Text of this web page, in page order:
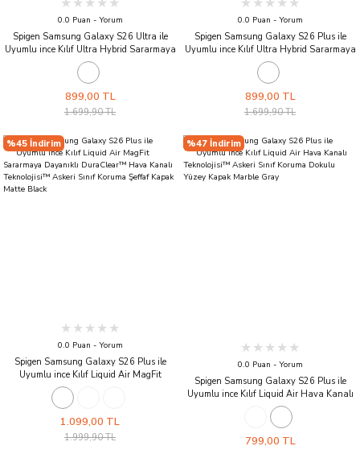
0.0 Puan - Yorum
Spigen Samsung Galaxy S26 Ultra ile
Uyumlu ince Kılıf Ultra Hybrid Sararmaya
Dayanıklı DuraClear™ Hava Kanalı
Teknolojisi™ Askeri Sınıf Koruma Şeffaf
899,00 TL
1.699,90 TL
0.0 Puan - Yorum
Spigen Samsung Galaxy S26 Plus ile
Uyumlu ince Kılıf Ultra Hybrid Sararmaya
Dayanıklı DuraClear™ Hava Kanalı
Teknolojisi™ Askeri Sınıf Koruma Şeffaf
899,00 TL
1.699,90 TL
%45 İndirim
0.0 Puan - Yorum
Spigen Samsung Galaxy S26 Plus ile
Uyumlu ince Kılıf Liquid Air MagFit
Sararmaya Dayanıklı DuraClear™ Hava
Kanalı Teknolojisi™ Askeri Sınıf Koruma
1.099,00 TL
1.999,90 TL
%47 İndirim
0.0 Puan - Yorum
Spigen Samsung Galaxy S26 Plus ile
Uyumlu ince Kılıf Liquid Air Hava Kanalı
Teknolojisi™ Askeri Sınıf Koruma Dokulu
Yüzey Kapak Marble Gray
799,00 TL